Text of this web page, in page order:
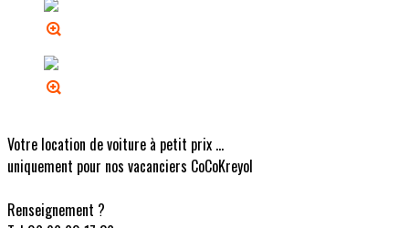
Votre location de voiture à petit prix ...
uniquement pour nos vacanciers CoCoKreyol
Renseignement ?